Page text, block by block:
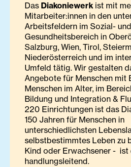
Das Diakoniewerk ist mit
Mitarbeiter:innen in den
Arbeitsfeldern im Sozial- und
Gesundheitsbereich in
Salzburg, Wien, Tirol,
Niederösterreich und im
Umfeld tätig. Wir gestalten
Angebote für Menschen mit
Menschen im Alter, im
Bildung und Integration &
220 Einrichtungen ist das
150 Jahren für Menschen in
unterschiedlichsten
selbstbestimmtes Leben zu
Kind oder Erwachsener - ist
handlungsleitend.